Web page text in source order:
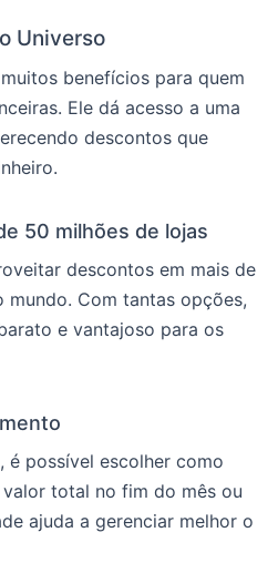
Universo
benefícios para quem
Ele dá acesso a uma
descontos que
50 milhões de lojas
descontos em mais de
mundo. Com tantas opções,
e vantajoso para os
é possível escolher como
total no fim do mês ou
ajuda a gerenciar melhor o